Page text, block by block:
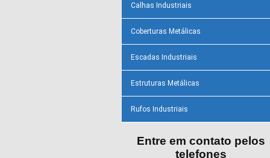
Calhas Industriais
Coberturas Metálicas
Escadas Industriais
Estruturas Metálicas
Rufos Industriais
Entre em contato pelos
telefones